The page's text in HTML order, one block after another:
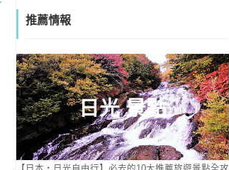
推薦情報
日光 景點